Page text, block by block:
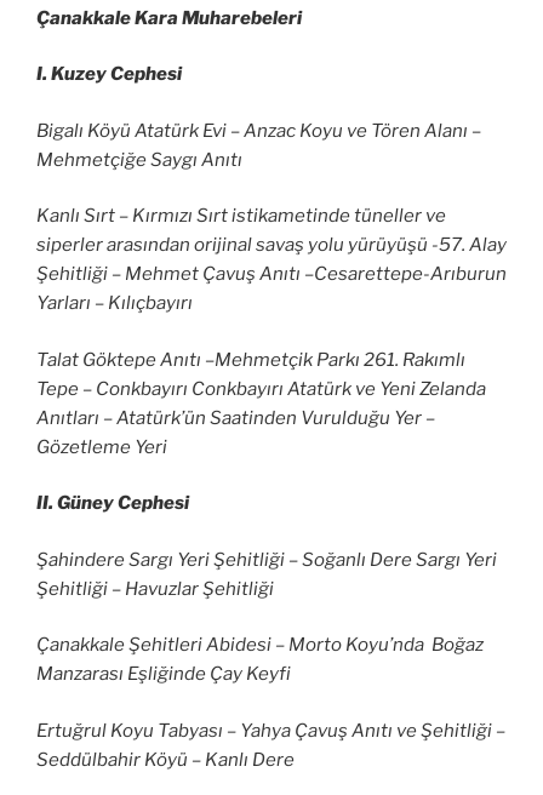
Çanakkale Kara Muharebeleri
I. Kuzey Cephesi
Bigalı Köyü Atatürk Evi – Anzac Koyu ve Tören Alanı –
Mehmetçiğe Saygı Anıtı
Kanlı Sırt – Kırmızı Sırt istikametinde tüneller ve
siperler arasından orijinal savaş yolu yürüyüşü -57. Alay
Şehitliği – Mehmet Çavuş Anıtı –Cesarettepe-Arıburun
Yarları – Kılıçbayırı
Talat Göktepe Anıtı –Mehmetçik Parkı 261. Rakımlı
Tepe – Conkbayırı Conkbayırı Atatürk ve Yeni Zelanda
Anıtları – Atatürk’ün Saatinden Vurulduğu Yer –
Gözetleme Yeri
II. Güney Cephesi
Şahindere Sargı Yeri Şehitliği – Soğanlı Dere Sargı Yeri
Şehitliği – Havuzlar Şehitliği
Çanakkale Şehitleri Abidesi – Morto Koyu’nda Boğaz
Manzarası Eşliğinde Çay Keyfi
Ertuğrul Koyu Tabyası – Yahya Çavuş Anıtı ve Şehitliği –
Seddülbahir Köyü – Kanlı Dere